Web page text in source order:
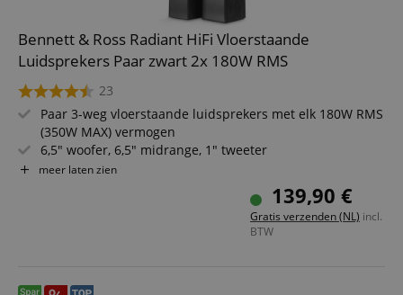
Bennett & Ross Radiant HiFi Vloerstaande
Luidsprekers Paar zwart 2x 180W RMS
23
Paar 3-weg vloerstaande luidsprekers met elk 180W RMS
(350W MAX) vermogen
6,5" woofer, 6,5" midrange, 1" tweeter
Bassreflex-constructie voor krachtige lage
Gesoldeerde aansluitterminals met vergulde contacten
Chique houten behuizing met houtnerf afwerking
meer laten zien
139,90 €
Gratis verzenden (NL) incl.
BTW